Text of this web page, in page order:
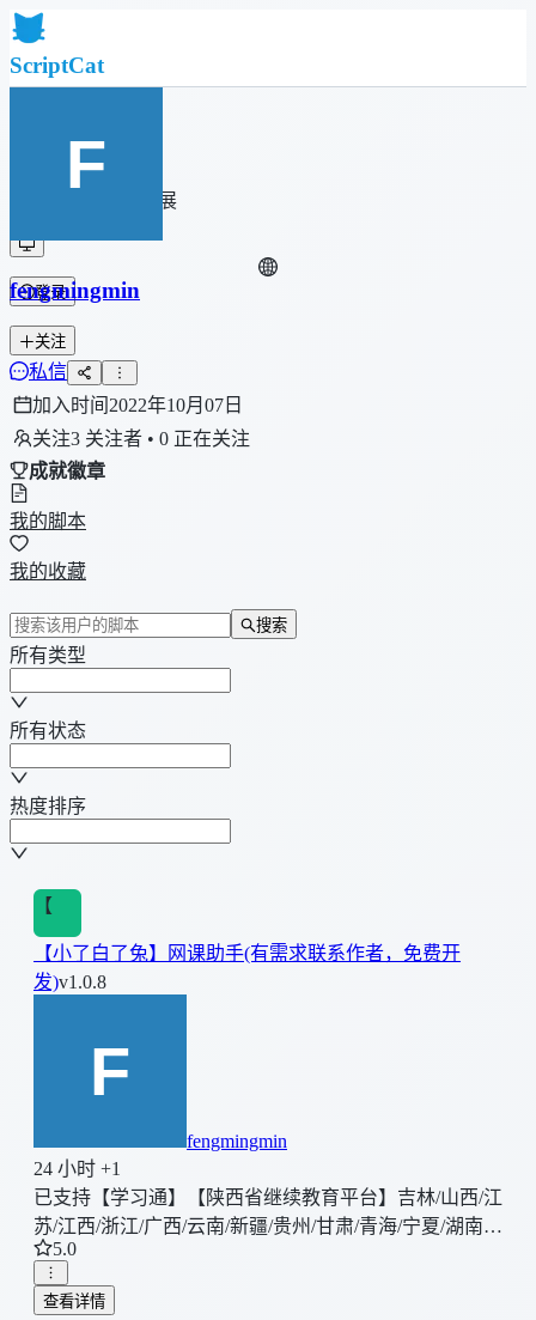
ScriptCat
社区
脚本列表
浏览器扩展
登录
fengmingmin
关注
私信
加入时间2022年10月07日
关注3 关注者 • 0 正在关注
成就徽章
我的脚本
我的收藏
搜索
所有类型
所有状态
热度排序
【
【小了白了兔】网课助手(有需求联系作者，免费开
发)v1.0.8
fengmingmin
24 小时 +1
已支持【学习通】【陕西省继续教育平台】吉林/山西/江
苏/江西/浙江/广西/云南/新疆/贵州/甘肃/青海/宁夏/湖南/
湖北/山东各省继续教育平台挂机脚本正在开发中。
5.0
查看详情